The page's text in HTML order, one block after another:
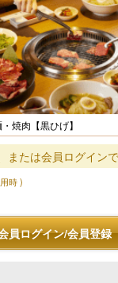
焼肉【黒ひげ】
または会員ログイン
時 )
員ログイン/会員登録